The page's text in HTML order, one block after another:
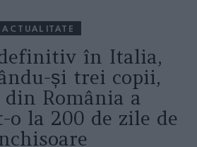
ACTUALITATE
în Italia,
și trei copii,
România a
o la 200 de zile de